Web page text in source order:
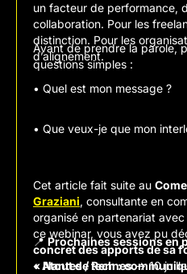
un facteur de performance,
collaboration. Pour les
distinction. Pour les
d’alignement.
Avant de prendre la parole,
questions simples :
• Quel est mon message ?
• Que veux-je que mon
Cet article fait suite au
Graziani, consultante en
organisé en partenariat avec
ce webinar, vous avez pu
concret des apports de sa
« Atout de tech :
📍Prochaines sessions en
•Nantes / Rennes→ 10